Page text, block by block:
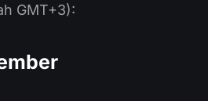
GMT+3):